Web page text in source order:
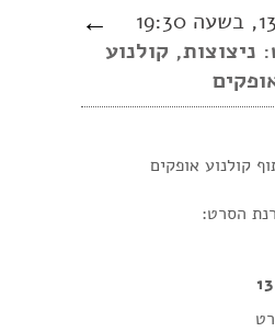
ניצוצות, קולנוע
←
קולנוע אופקים
הסרט: